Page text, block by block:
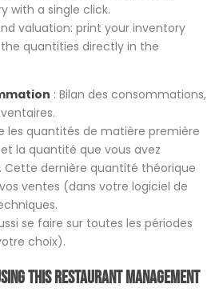
with a single click.
valuation: print your inventory
quantities directly in the
: Bilan des consommations,
les quantités de matière première
la quantité que vous avez
dernière quantité théorique
ventes (dans votre logiciel de
se faire sur toutes les périodes
choix).
this restaurant management